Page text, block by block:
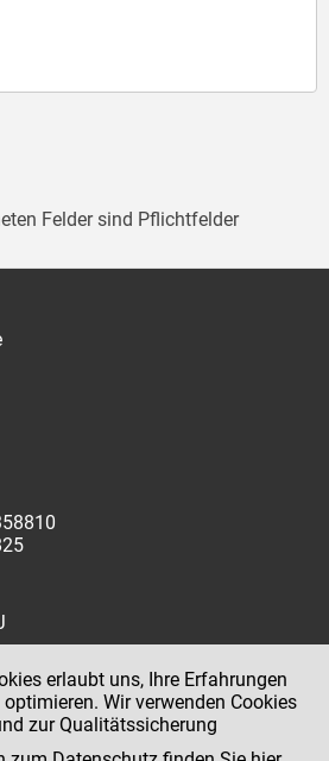
Felder sind Pflichtfelder
erlaubt uns, Ihre Erfahrungen
Wir verwenden Cookies
zur Qualitätssicherung